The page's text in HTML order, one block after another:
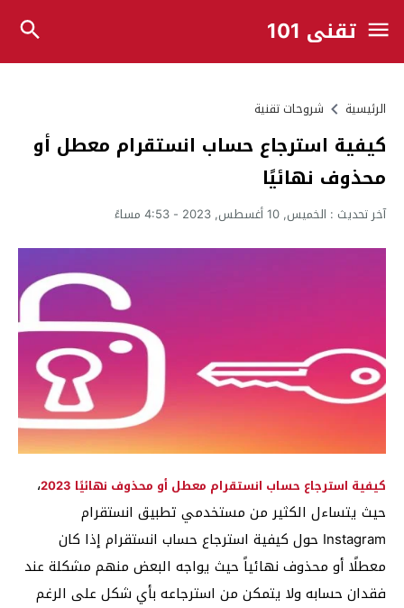
تقني 101
الرئيسية شروحات تقنية
كيفية استرجاع حساب انستقرام معطل أو
محذوف نهائيًا
آخر تحديث : الخميس, 10 أغسطس, 2023 - 4:53 مساءً
كيفية استرجاع حساب انستقرام معطل أو محذوف نهائيًا 2023
،
حيث يتساءل الكثير من مستخدمي تطبيق انستقرام
Instagram حول كيفية استرجاع حساب انستقرام إذا كان
معطلًا أو محذوف نهائياً حيث يواجه البعض منهم مشكلة عند
فقدان حسابه ولا يتمكن من استرجاعه بأي شكل على الرغم